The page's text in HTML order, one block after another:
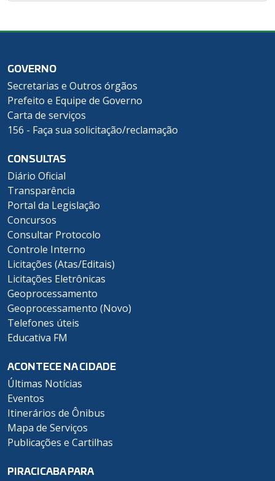
GOVERNO
Secretarias e Outros órgãos
Prefeito e Equipe de Governo
Carta de serviços
156 - Faça sua solicitação/reclamação
CONSULTAS
Diário Oficial
Transparência
Portal da Legislação
Concursos
Consultar Protocolo
Controle Interno
Licitações (Atas/Editais)
Licitações Eletrônicas
Geoprocessamento
Geoprocessamento (Novo)
Telefones úteis
Educativa FM
ACONTECE NA CIDADE
Últimas Notícias
Eventos
Itinerários de Ônibus
Mapa de Serviços
Publicações e Cartilhas
PIRACICABA PARA